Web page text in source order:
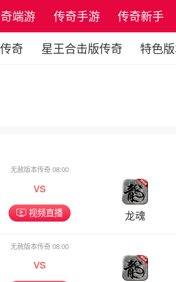
端游 传奇手游
传奇新手
奇 星王合击版传奇 特色
无赦版本传奇 08:00
vs
视频直播 龙魂
无赦版本传奇 08:00
vs